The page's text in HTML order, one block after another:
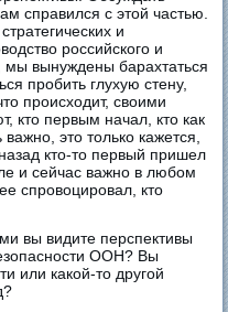
справился с этой частью.
и
российского и
мы вынуждены барахтаться
пробить глухую стену,
происходит, своими
кто первым начал, кто как
это только кажется,
кто-то первый пришел
и сейчас важно в любом
спровоцировал, кто
вы видите перспективы
ООН? Вы
или какой-то другой